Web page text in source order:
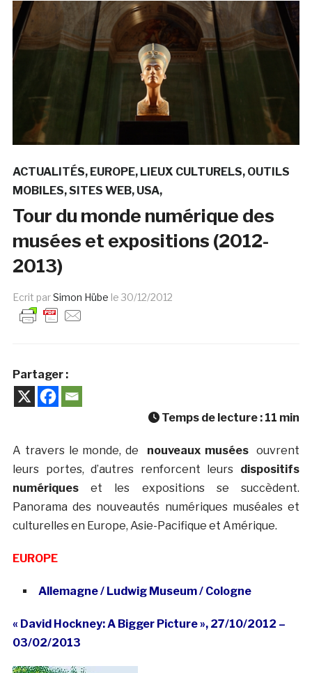
ACTUALITÉS EUROPE LIEUX CULTURELS OUTILS
MOBILES SITES WEB USA
Tour du monde numérique des
musées et expositions (2012-
2013)
Ecrit parSimon Hübe le 30/12/2012
Partager :
Temps de lecture : 11 min
A travers le monde, de nouveaux muséesouvrent
leurs portes, d’autres renforcent leurs dispositifs
numériqueset les expositions se succèdent.
Panorama des nouveautés numériques muséales et
culturelles en Europe, Asie-Pacifique et Amérique.
EUROPE
Allemagne / Ludwig Museum / Cologne
« David Hockney: A Bigger Picture », 27/10/2012 –
03/02/2013